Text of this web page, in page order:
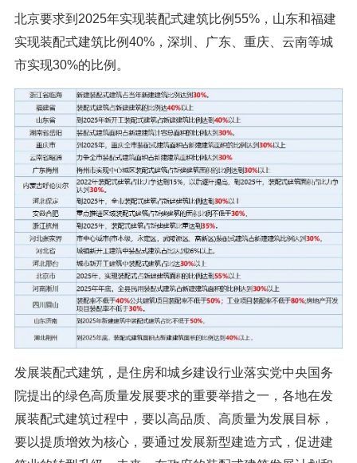
北京要求到2025年实现装配式建筑比例55%，山东和福建
实现装配式建筑比例40%，深圳、广东、重庆、云南等城
市实现30%的比例。
发展装配式建筑，是住房和城乡建设行业落实党中央国务
院提出的绿色高质量发展要求的重要举措之一，各地在发
展装配式建筑过程中，要以高品质、高质量为发展目标，
要以提质增效为核心，要通过发展新型建造方式，促进建